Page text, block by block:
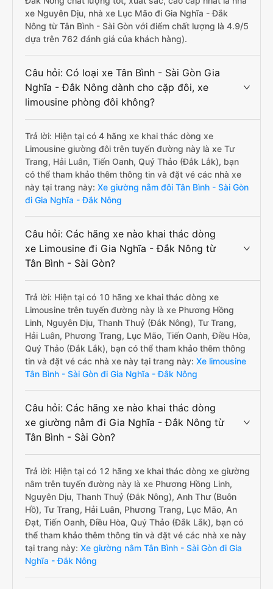
xe Nguyên Dịu, nhà xe Lục Mão đi Gia Nghĩa - Đắk
Nông từ Tân Bình - Sài Gòn với điểm chất lượng là 4.9/5
dựa trên 762 đánh giá của khách hàng).
Câu hỏi: Có loại xe Tân Bình - Sài Gòn Gia
Nghĩa - Đắk Nông dành cho cặp đôi, xe
limousine phòng đôi không?
Trả lời: Hiện tại có 4 hãng xe khai thác dòng xe
Limousine giường đôi trên tuyến đường này là xe Tư
Trang, Hải Luân, Tiến Oanh, Quý Thảo (Đắk Lắk), bạn
có thể tham khảo thêm thông tin và đặt vé các nhà xe
này tại trang này: Xe giường nằm đôi Tân Bình - Sài Gòn
đi Gia Nghĩa - Đắk Nông
Câu hỏi: Các hãng xe nào khai thác dòng
xe Limousine đi Gia Nghĩa - Đắk Nông từ
Tân Bình - Sài Gòn?
Trả lời: Hiện tại có 10 hãng xe khai thác dòng xe
Limousine trên tuyến đường này là xe Phương Hồng
Linh, Nguyên Dịu, Thanh Thuỷ (Đắk Nông), Tư Trang,
Hải Luân, Phương Trang, Lục Mão, Tiến Oanh, Điều Hòa,
Quý Thảo (Đắk Lắk), bạn có thể tham khảo thêm thông
tin và đặt vé các nhà xe này tại trang này: Xe limousine
Tân Bình - Sài Gòn đi Gia Nghĩa - Đắk Nông
Câu hỏi: Các hãng xe nào khai thác dòng
xe giường nằm đi Gia Nghĩa - Đắk Nông từ
Tân Bình - Sài Gòn?
Trả lời: Hiện tại có 12 hãng xe khai thác dòng xe giường
nằm trên tuyến đường này là xe Phương Hồng Linh,
Nguyên Dịu, Thanh Thuỷ (Đắk Nông), Anh Thư (Buôn
Hồ), Tư Trang, Hải Luân, Phương Trang, Lục Mão, An
Đạt, Tiến Oanh, Điều Hòa, Quý Thảo (Đắk Lắk), bạn có
thể tham khảo thêm thông tin và đặt vé các nhà xe này
tại trang này: Xe giường nằm Tân Bình - Sài Gòn đi Gia
Nghĩa - Đắk Nông